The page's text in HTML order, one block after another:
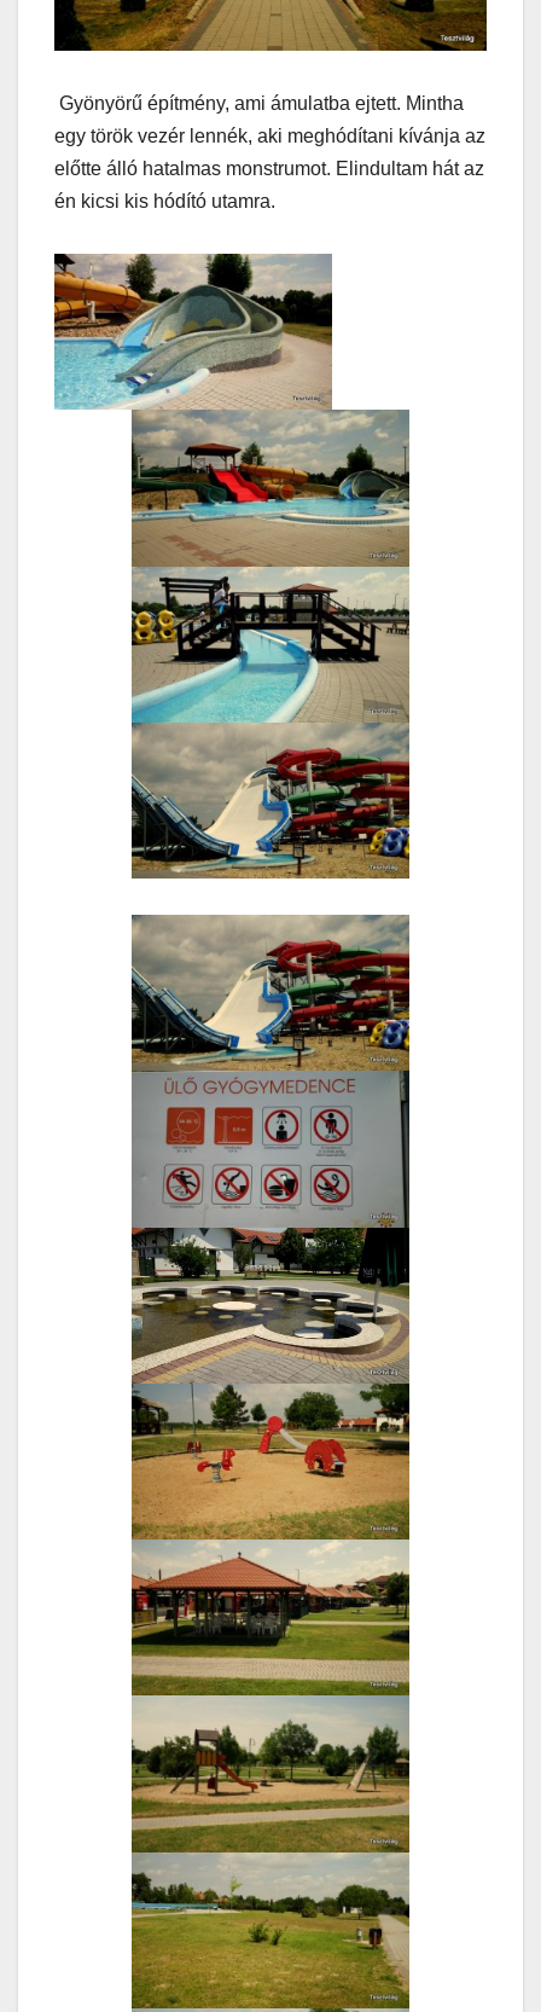
Gyönyörű építmény, ami ámulatba ejtett. Mintha
egy török vezér lennék, aki meghódítani kívánja az
előtte álló hatalmas monstrumot. Elindultam hát az
én kicsi kis hódító utamra.